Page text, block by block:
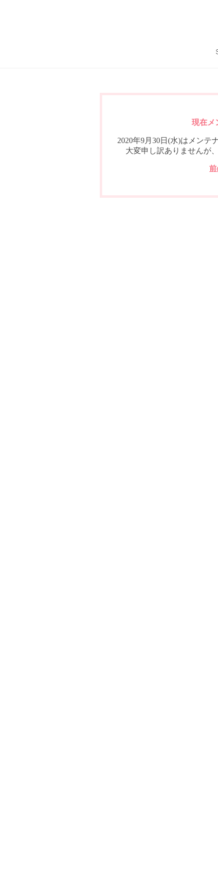
現在メ
2020年9月30日(水)はメンテ
大変申し訳ありませんが
前